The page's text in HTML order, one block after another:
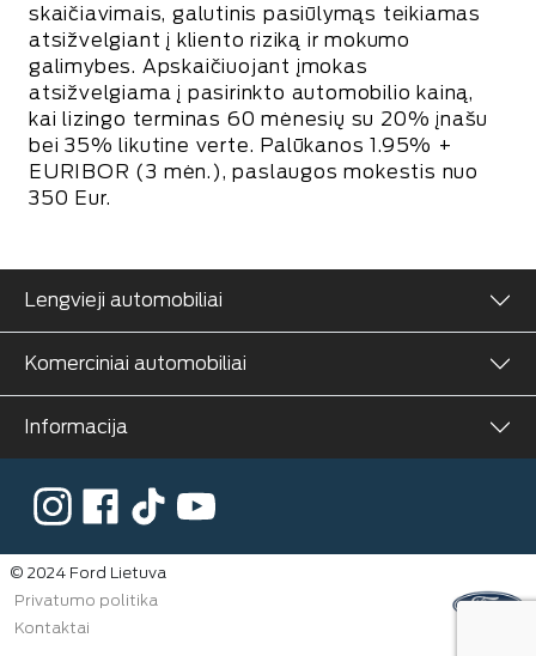
skaičiavimais, galutinis pasiūlymąs teikiamas
atsižvelgiant į kliento riziką ir mokumo
galimybes. Apskaičiuojant įmokas
atsižvelgiama į pasirinkto automobilio kainą,
kai lizingo terminas 60 mėnesių su 20% įnašu
bei 35% likutine verte. Palūkanos 1.95% +
EURIBOR (3 mėn.), paslaugos mokestis nuo
350 Eur.
Lengvieji automobiliai
Komerciniai automobiliai
Informacija
© 2024 Ford Lietuva
Privatumo politika
Kontaktai